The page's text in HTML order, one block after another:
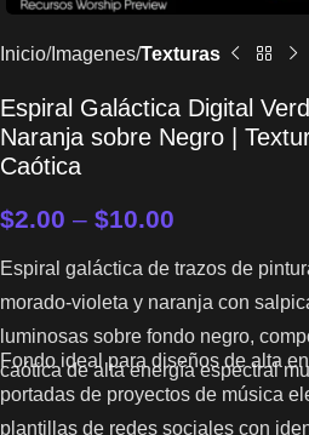
Inicio Imagenes Texturas
Espiral Galáctica Digital
Naranja sobre Negro |
Caótica
$2.00 – $10.00
Espiral galáctica de trazos de
morado-violeta y naranja con
luminosas sobre fondo negro,
caótica de alta energía espectral
Fondo ideal para diseños de alta
portadas de proyectos de música
plantillas de redes sociales con